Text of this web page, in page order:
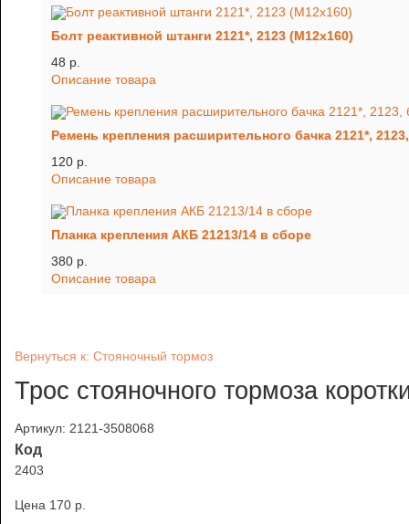
Болт реактивной штанги 2121*, 2123 (М12х160)
48 p.
Описание товара
Ремень крепления расширительного бачка 2121*,
120 p.
Описание товара
Планка крепления АКБ 21213/14 в сборе
380 p.
Описание товара
Вернуться к: Стояночный тормоз
Трос стояночного тормоза
Артикул: 2121-3508068
Код
2403
Цена 170 p.